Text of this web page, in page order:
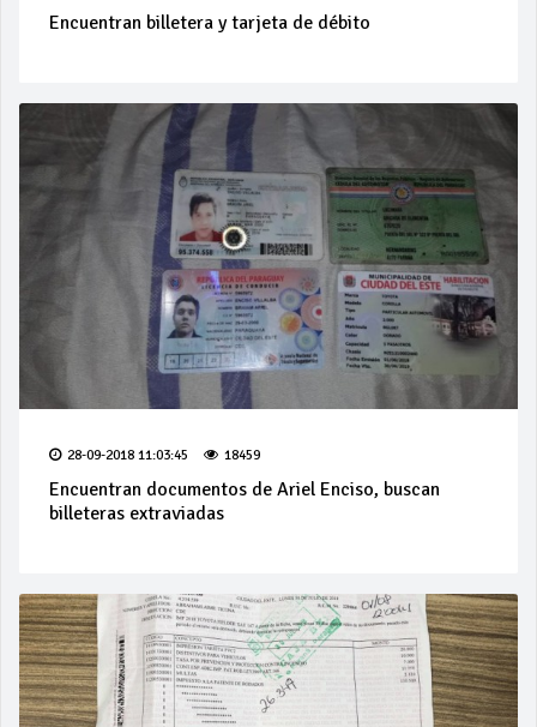
Encuentran billetera y tarjeta de débito
28-09-2018 11:03:45 18459
Encuentran documentos de Ariel Enciso, buscan
billeteras extraviadas